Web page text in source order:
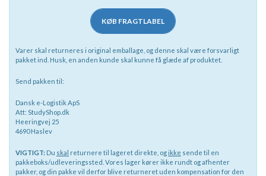
KØB FRAGTLABEL
Varer skal returneres i original emballage, og denne skal være forsvarligt
pakket ind. Husk, en anden kunde skal kunne få glæde af produktet.
Send pakken til:
Dansk e-Logistik ApS
Att: StudyShop.dk
Heeringvej 25
4690 Haslev
VIGTIGT: Du skal returnere til lageret direkte, ogikke sende til en
pakkeboks/udleveringssted. Vores lager kører ikke rundt og afhenter
pakker, og din pakke vil derfor blive returneret uden kompensation for den